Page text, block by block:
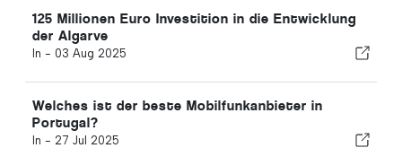
125 Millionen Euro Investition in die Entwicklung
der Algarve
In - 03 Aug 2025
Welches ist der beste Mobilfunkanbieter in
Portugal?
In - 27 Jul 2025